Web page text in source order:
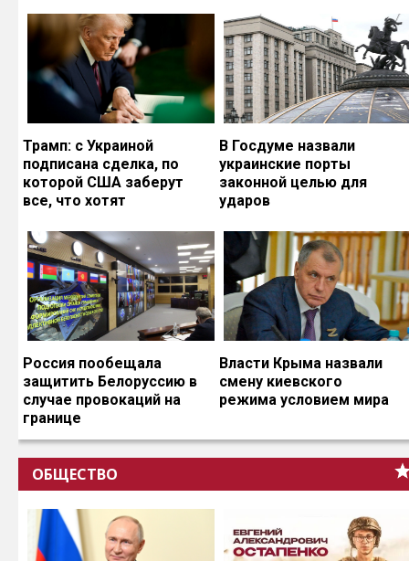
Трамп: с Украиной
подписана сделка, по
которой США заберут
все, что хотят
В Госдуме назвали
украинские порты
законной целью для
ударов
Россия пообещала
защитить Белоруссию в
случае провокаций на
границе
Власти Крыма назвали
смену киевского
режима условием мира
ОБЩЕСТВО